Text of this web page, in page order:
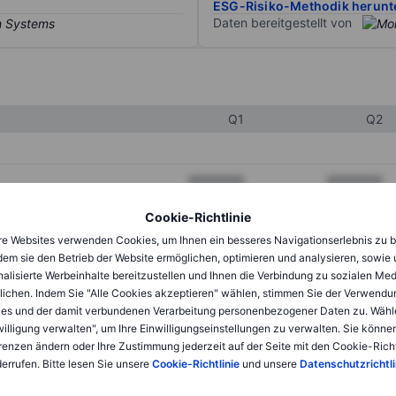
Cookie-Richtlinie
Websites verwenden Cookies, um Ihnen ein besseres Navigationserlebnis zu
sie den Betrieb der Website ermöglichen, optimieren und analysieren, sowie
Werbeinhalte bereitzustellen und Ihnen die Verbindung zu sozialen
Indem Sie "Alle Cookies akzeptieren" wählen, stimmen Sie der
und der damit verbundenen Verarbeitung personenbezogener Daten zu.
verwalten", um Ihre Einwilligungseinstellungen zu verwalten. Sie
ändern oder Ihre Zustimmung jederzeit auf der Seite mit den Cookie-
Bitte lesen Sie unsere Cookie-Richtlinieund unsere
ESG-Risiko-Methodik
Daten bereitgestellt von
Q1 Q2
XXXXXXX XXXXXXX
XXXXXXX
XXXXXXX XXXXXXX
XXXXXXX XXXXXXX
XXXXXXX XXXXXXX